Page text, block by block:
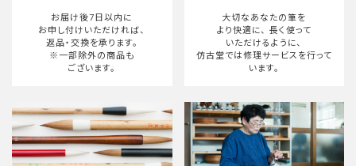
検索する
お届け後7日以内に
お申し付けいただければ、
返品・交換を承ります。
※一部除外の商品も
ございます。
大切なあなたの筆を
より快適に、 長く使って
いただけるように、
仿古堂では修理サービスを行って
います。